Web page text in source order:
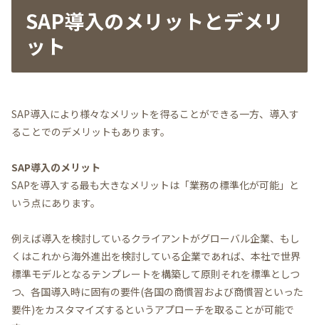
SAP導入のメリットとデメリ
ット
SAP導入により様々なメリットを得ることができる一方、導入す
ることでのデメリットもあります。
SAP導入のメリット
SAPを導入する最も大きなメリットは「業務の標準化が可能」と
いう点にあります。
例えば導入を検討しているクライアントがグローバル企業、もし
くはこれから海外進出を検討している企業であれば、本社で世界
標準モデルとなるテンプレートを構築して原則それを標準としつ
つ、各国導入時に固有の要件(各国の商慣習および商慣習といった
要件)をカスタマイズするというアプローチを取ることが可能で